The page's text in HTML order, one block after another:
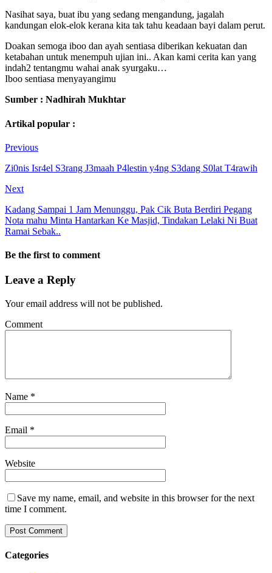
Nasihat saya, buat ibu yang sedang mengandung, jagalah
kandungan elok-elok kerana kita tak tahu keadaan bayi dalam perut.
Doakan semoga iboo dan ayah sentiasa diberikan kekuatan dan
ketabahan untuk menempuh ujian ini.. Akan kami cerita kan yang
indah2 tentangmu wahai anak syurgaku…
Iboo sentiasa menyayangimu
Sumber : Nadhirah Mukhtar
Artikal popular :
Previous
Zi0nis Isr4el S3rang J3maah P4lestin y4ng S3dang S0lat T4rawih
Next
Kadang Sampai 1 Jam Menunggu, Pak Cik Buta Berdiri Pegang
Nota mahu Minta Hantarkan Ke Masjid, Tindakan Lelaki Ni Buat
Ramai Sebak..
Be the first to comment
Leave a Reply
Your email address will not be published.
Comment
Name *
Email *
Website
Save my name, email, and website in this browser for the next
time I comment.
Categories